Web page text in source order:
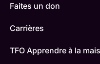
Faites un don
Carrières
TFO Apprendre à la